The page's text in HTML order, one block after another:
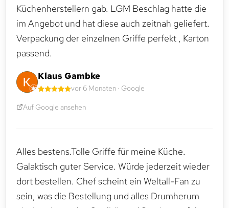
Küchenherstellern gab. LGM Beschlag hatte die
im Angebot und hat diese auch zeitnah geliefert.
Verpackung der einzelnen Griffe perfekt , Karton
passend.
Klaus Gambke
vor 6 Monaten · Google
Auf Google ansehen
Alles bestens.Tolle Griffe für meine Küche.
Galaktisch guter Service. Würde jederzeit wieder
dort bestellen. Chef scheint ein Weltall-Fan zu
sein, was die Bestellung und alles Drumherum